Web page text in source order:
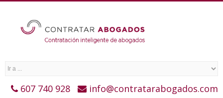
607 740 928 info@contratarabogados.com